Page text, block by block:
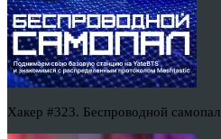
Хакер #323. Беспроводной самопал